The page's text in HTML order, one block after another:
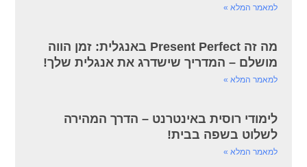
למאמר המלא »
מה זה Present Perfect באנגלית: זמן הווה
מושלם – המדריך שישדרג את אנגלית שלך!
למאמר המלא »
לימודי רוסית באינטרנט – הדרך המהירה
לשלוט בשפה בבית!
למאמר המלא »